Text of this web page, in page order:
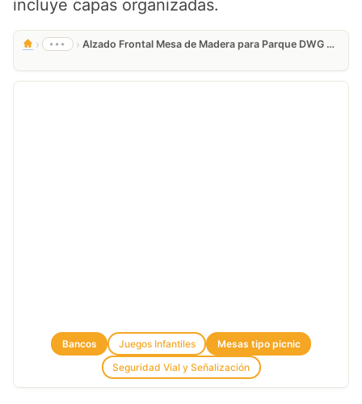
incluye capas organizadas.
› ••• › Alzado Frontal Mesa de Madera para Parque DWG Gratis
Bancos Juegos Infantiles
Mesas tipo picnic
Seguridad Vial y Señalización